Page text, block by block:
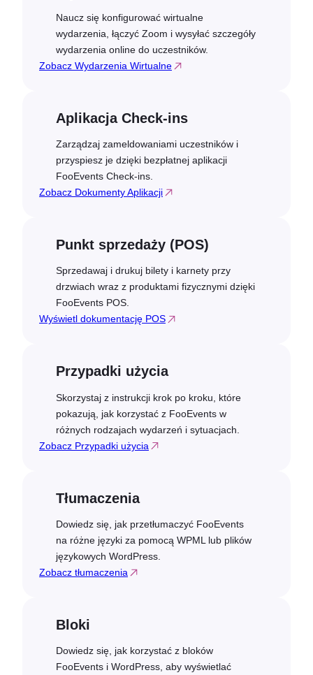
Naucz się konfigurować wirtualne
wydarzenia, łączyć Zoom i wysyłać szczegóły
wydarzenia online do uczestników.
Zobacz Wydarzenia Wirtualne
Aplikacja Check-ins
Zarządzaj zameldowaniami uczestników i
przyspiesz je dzięki bezpłatnej aplikacji
FooEvents Check-ins.
Zobacz Dokumenty Aplikacji
Punkt sprzedaży (POS)
Sprzedawaj i drukuj bilety i karnety przy
drzwiach wraz z produktami fizycznymi dzięki
FooEvents POS.
Wyświetl dokumentację POS
Przypadki użycia
Skorzystaj z instrukcji krok po kroku, które
pokazują, jak korzystać z FooEvents w
różnych rodzajach wydarzeń i sytuacjach.
Zobacz Przypadki użycia
Tłumaczenia
Dowiedz się, jak przetłumaczyć FooEvents
na różne języki za pomocą WPML lub plików
językowych WordPress.
Zobacz tłumaczenia
Bloki
Dowiedz się, jak korzystać z bloków
FooEvents i WordPress, aby wyświetlać